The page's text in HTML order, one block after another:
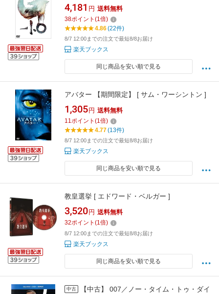
4,181 円 送料無料
38ポイント (1倍)
4.86(22件)
8/7 12:00までの注文で最短8/8お届け
楽天ブックス
同じ商品を安い順で見る
アバター 【期間限定】 [ サム・ワーシントン ]
1,305 円 送料無料
11ポイント (1倍)
4.77(13件)
8/7 12:00までの注文で最短8/8お届け
楽天ブックス
同じ商品を安い順で見る
教皇選挙 [ エドワード・ベルガー ]
3,520 円 送料無料
32ポイント (1倍)
8/7 12:00までの注文で最短8/8お届け
楽天ブックス
同じ商品を安い順で見る
中古
【中古】 007／ノー・タイム・トゥ・ダイ